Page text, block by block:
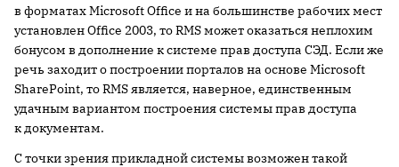
в форматах Microsoft Office и на большинстве рабочих мест
установлен Office 2003, то RMS может оказаться неплохим
бонусом в дополнение к системе прав доступа СЭД. Если же
речь заходит о построении порталов на основе Microsoft
SharePoint, то RMS является, наверное, единственным
удачным вариантом построения системы прав доступа
к документам.
С точки зрения прикладной системы возможен такой